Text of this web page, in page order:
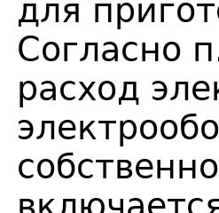
для
Согласно
расход